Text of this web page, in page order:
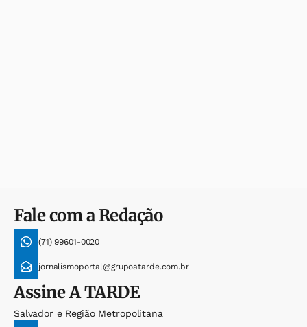
Fale com a Redação
(71) 99601-0020
jornalismoportal@grupoatarde.com.br
AssineA TARDE
Salvador e Região Metropolitana